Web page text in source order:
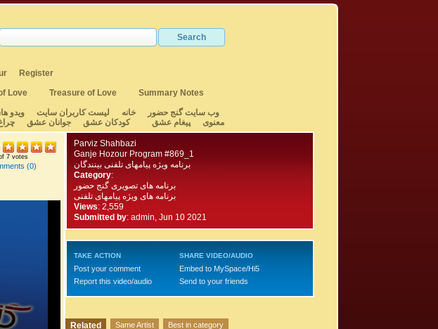
Register
Love Treasure of Love
Summary Notes
وب سایت گنج حضور
خانه لیست کاربران سایت ویدو
معنوی
پیغام عشق کودکان عشق جوانان عشق
7 votes
(0)
Parviz Shahbazi
Ganje Hozour Program #869_1
برنامه ویژه پیامهای تلفنی بینندگان
Category:
برنامه های تصویری گنج حضور
برنامه های ویژه پیامهای تلفنی
Views: 2,559
Submitted by: admin, Jun 10 2021
TAKE ACTION
Post your comment
Report this video/audio
SHARE VIDEO/AUDIO
Embed to MySpace/Hi5
Send to your friends
Related Same Artist Best in category